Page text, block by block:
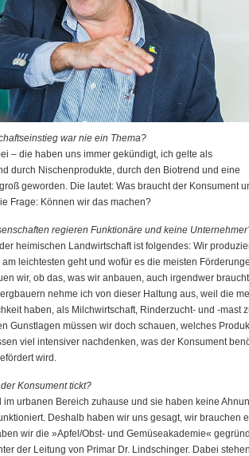
war nie ein Thema?
– die haben uns immer gekündigt, ich gelte als
durch Nischenprodukte, durch den Biotrend und eine
geworden. Die lautet: Was braucht der Konsument
Frage: Können wir das machen?
regieren Funktionäre und keine
heimischen Landwirtschaft ist folgendes: Wir
leichtesten geht und wofür es die meisten
wir, ob das, was wir anbauen, auch irgendwer
nehme ich von dieser Haltung aus, weil die
haben, als Milchwirtschaft, Rinderzucht- und -mast
Gunstlagen müssen wir doch schauen, welches
viel intensiver nachdenken, was der Konsument
wird.
Konsument tickt?
im urbanen Bereich zuhause und sie haben keine
Deshalb haben wir uns gesagt, wir brauchen
wir die »Apfel/Obst- und Gemüseakademie«
der Leitung von Primar Dr. Lindschinger. Dabei